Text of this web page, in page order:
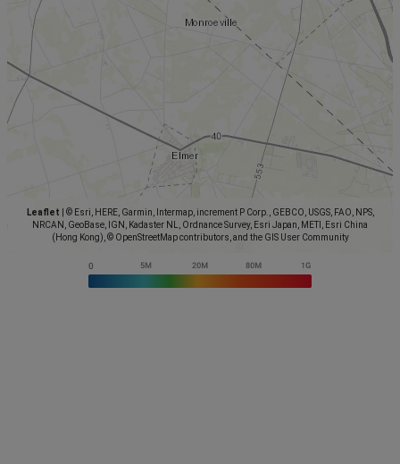
Leaflet
© Esri, HERE, Garmin, Intermap, increment P Corp., GEBCO, USGS, FAO, NPS,
NRCAN, GeoBase, IGN, Kadaster NL, Ordnance Survey, Esri Japan, METI, Esri China
(Hong Kong), © OpenStreetMap contributors, and the GIS User Community